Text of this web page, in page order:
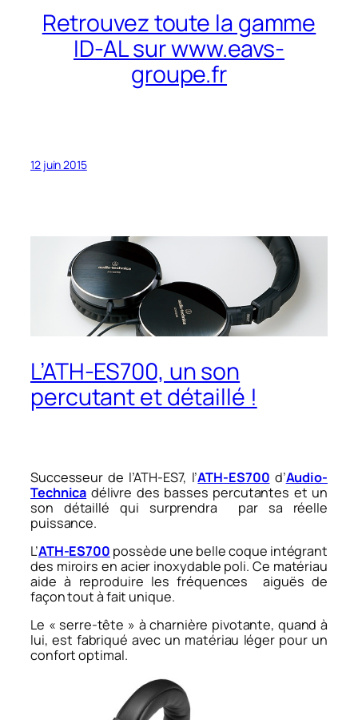
Retrouvez toute la gamme
ID-AL sur www.eavs-
groupe.fr
12 juin 2015
L’ATH-ES700, un son
percutant et détaillé !
Successeur de l’ATH-ES7, l’ATH-ES700 d’Audio-
Technica délivre des basses percutantes et un
son détaillé qui surprendra par sa réelle
puissance.
L’ATH-ES700 possède une belle coque intégrant
des miroirs en acier inoxydable poli. Ce matériau
aide à reproduire les fréquences aiguës de
façon tout à fait unique.
Le « serre-tête » à charnière pivotante, quand à
lui, est fabriqué avec un matériau léger pour un
confort optimal.